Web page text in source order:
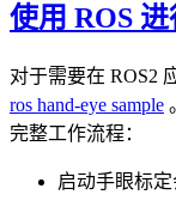
使用 ROS
对于需要在 ROS2
ros hand-eye sample
完整工作流程：
启动手眼标